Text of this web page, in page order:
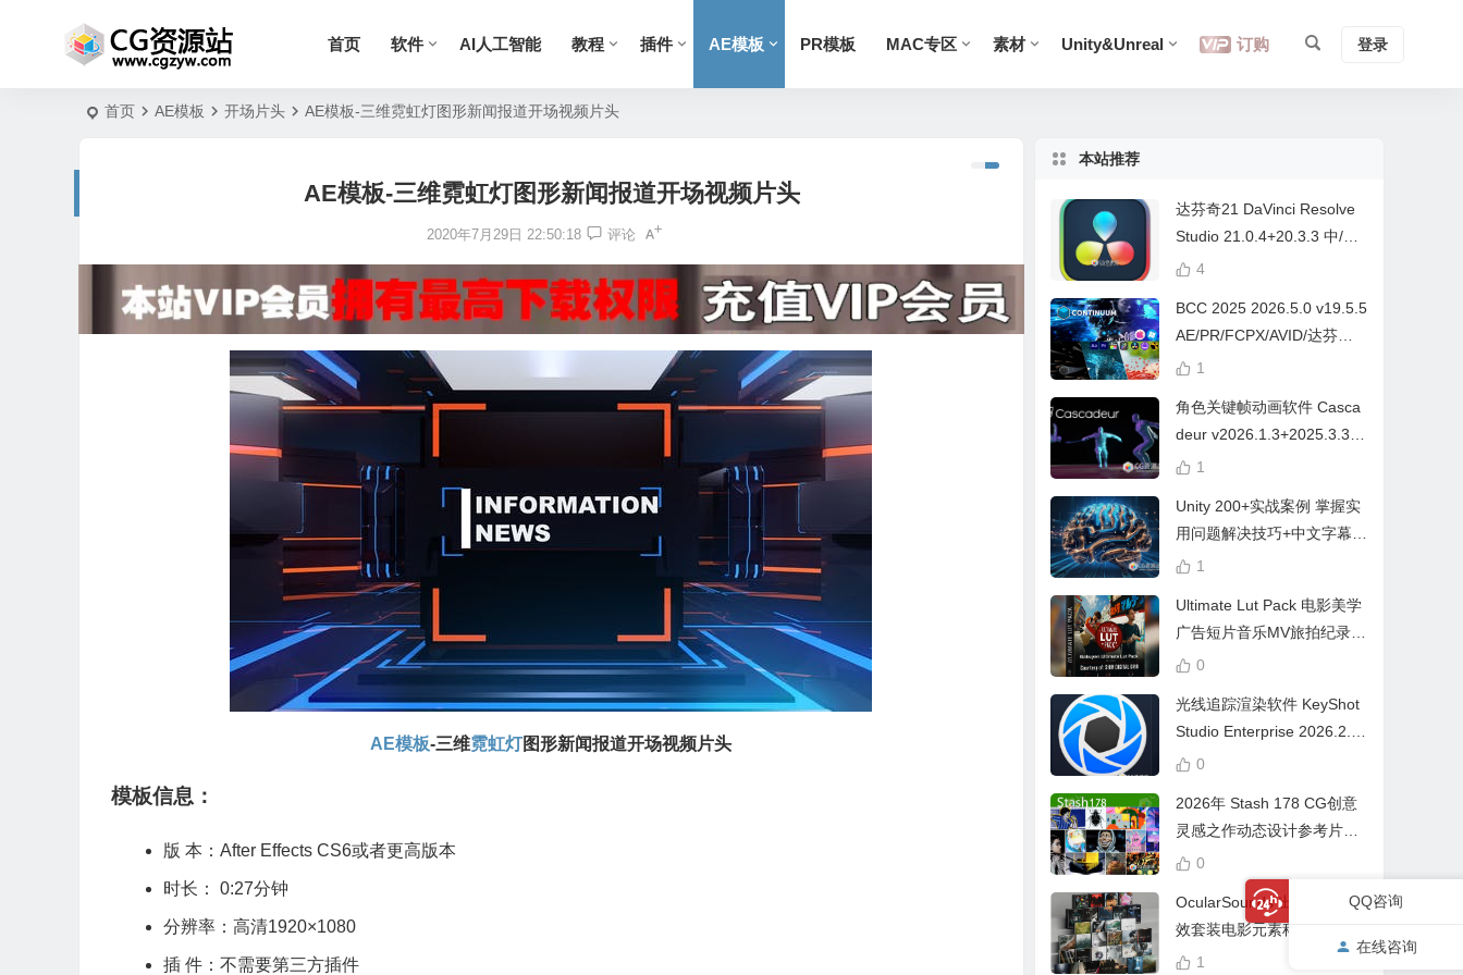
首页 软件 AI人工智能 教程 插件 AE模板 PR模板 MAC专区 素材 Unity&Unreal 订购 登录
首页 AE模板 开场片头 AE模板-三维霓虹灯图形新闻报道开场视频片头
AE模板-三维霓虹灯图形新闻报道开场视频片头
2020年7月29日 22:50:18 评论
AE模板-三维霓虹灯图形新闻报道开场视频片头
模板信息：
版 本：After Effects CS6或者更高版本
时长： 0:27分钟
分辨率：高清1920×1080
插 件：不需要第三方插件
本站推荐
达芬奇21 DaVinci Resolve
Studio 21.0.4+20.3.3 中/英
文 Win/Mac
4
BCC 2025 2026.5.0 v19.5.5
AE/PR/FCPX/AVID/达芬奇
视频特效插件Continuum Wi
1
角色关键帧动画软件 Casca
deur v2026.1.3+2025.3.3
Win/Mac+中文字幕教程
1
Unity 200+实战案例 掌握实
用问题解决技巧+中文字幕 L
earn Problem Solving
1
Ultimate Lut Pack 电影美学
广告短片音乐MV旅拍纪录片
视频调色预设
0
光线追踪渲染软件 KeyShot
Studio Enterprise 2026.2.1
Win中文版
0
2026年 Stash 178 CG创意
灵感之作动态设计参考片广
告视频动画短片合集
0
OcularSounds 出品终极音
效套装电影元素科幻氛围冲
击无人机音效素材包 Full Ac
1
QQ咨询
在线咨询